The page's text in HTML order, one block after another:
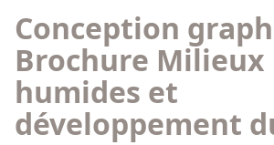
Conception
Brochure Milieux
humides et
développement